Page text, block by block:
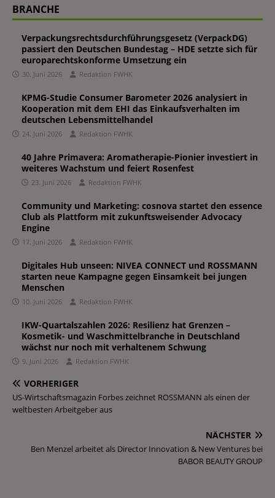
BRANCHE
Verpackungsrechtsdurchführungsgesetz (VerpackDG)
passiert den Deutschen Bundestag – HDE setzte sich für
europarechtskonforme Umsetzung ein
30. Juni 2026 Redaktion FWHK
KPMG-Studie Consumer Barometer 2026 analysiert in
Kooperation mit dem EHI das Einkaufsverhalten im
deutschen Lebensmittelhandel
24. Juni 2026 Redaktion FWHK
40 Jahre Primavera: Aromatherapie-Pionier investiert in
weiteres Wachstum und feiert Rosenfest
23. Juni 2026 Redaktion FWHK
Community und Marketing: cosnova startet den essence
Club als Plattform mit zukunftsweisender Advocacy
Engine
17. Juni 2026 Redaktion FWHK
Digitales Hub unseen: NIVEA CONNECT und ROSSMANN
starten neue Kampagne gegen Einsamkeit bei jungen
Menschen
10. Juni 2026 Redaktion FWHK
IKW-Quartalszahlen 2026: Resilienz hat Grenzen –
Kosmetik- und Waschmittelbranche in Deutschland
wächst nur noch mit verhaltenem Schwung
9. Juni 2026 Redaktion FWHK
VORHERIGER
US-Wirtschaftsmagazin Forbes zeichnet ROSSMANN als einen der
weltbesten Arbeitgeber aus
NÄCHSTER
Ben Menzel arbeitet als Director Innovation & New Ventures bei
BABOR BEAUTY GROUP